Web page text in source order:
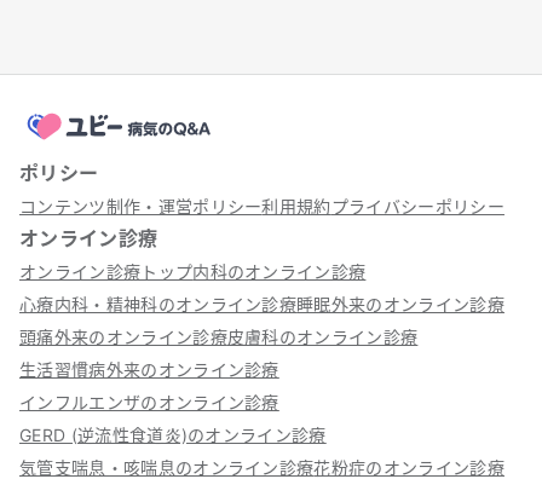
ポリシー
コンテンツ制作・運営ポリシー利用規約プライバシーポリシー
オンライン診療
オンライン診療トップ内科のオンライン診療
心療内科・精神科のオンライン診療睡眠外来のオンライン診療
頭痛外来のオンライン診療皮膚科のオンライン診療
生活習慣病外来のオンライン診療
インフルエンザのオンライン診療
GERD (逆流性食道炎)のオンライン診療
気管支喘息・咳喘息のオンライン診療花粉症のオンライン診療